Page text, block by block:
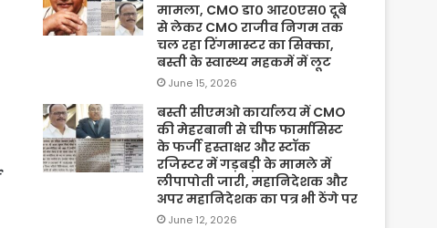
मामला, CMO डा० आर०एस० दूबे
से लेकर CMO राजीव निगम तक
चल रहा रिंगमास्टर का सिक्का,
बस्ती के स्वास्थ्य महकमें में लूट
June 15, 2026
बस्ती सीएमओ कार्यालय में CMO
की मेहरबानी से चीफ फार्मासिस्ट
के फर्जी हस्ताक्षर और स्टॉक
रजिस्टर में गड़बड़ी के मामले में
लीपापोती जारी, महानिदेशक और
अपर महानिदेशक का पत्र भी ठेंगे पर
June 12, 2026